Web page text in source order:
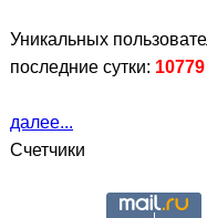
Уникальных
последние сутки: 10779
далее...
Счетчики